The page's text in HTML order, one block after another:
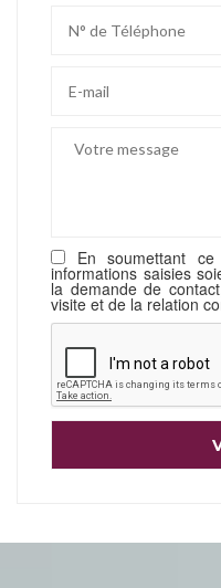
En soumettant
informations saisies
la demande de
visite et de la relation